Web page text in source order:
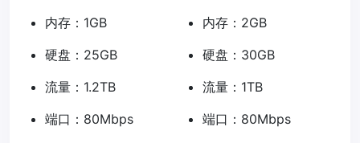
内存：1GB
硬盘：25GB
流量：1.2TB
端口：80Mbps
内存：2GB
硬盘：30GB
流量：1TB
端口：80Mbps